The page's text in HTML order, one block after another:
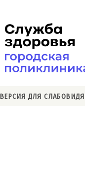
ВЕРСИЯ ДЛЯ